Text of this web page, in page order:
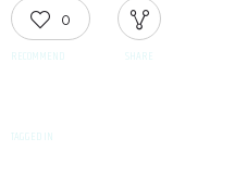
0
RECOMMEND SHARE
TAGGED IN